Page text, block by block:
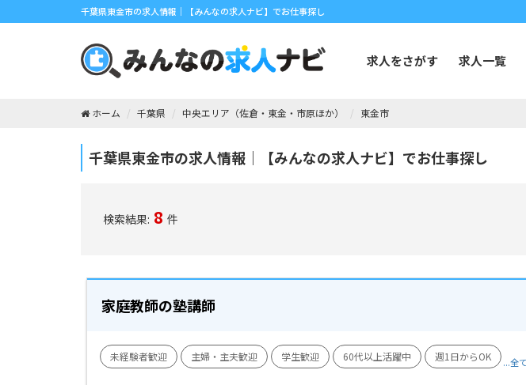
千葉県東金市の求人情報｜【みんなの求人ナビ】でお仕事探し
求人をさがす 求人一覧
ホーム 千葉県 中央エリア（佐倉・東金・市原ほか） 東金市
千葉県東金市の求人情報｜【みんなの求人ナビ】でお仕事探し
検索結果: 8 件
家庭教師の塾講師
未経験者歓迎 主婦・主夫歓迎 学生歓迎 60代以上活躍中 週1日からOK ...全